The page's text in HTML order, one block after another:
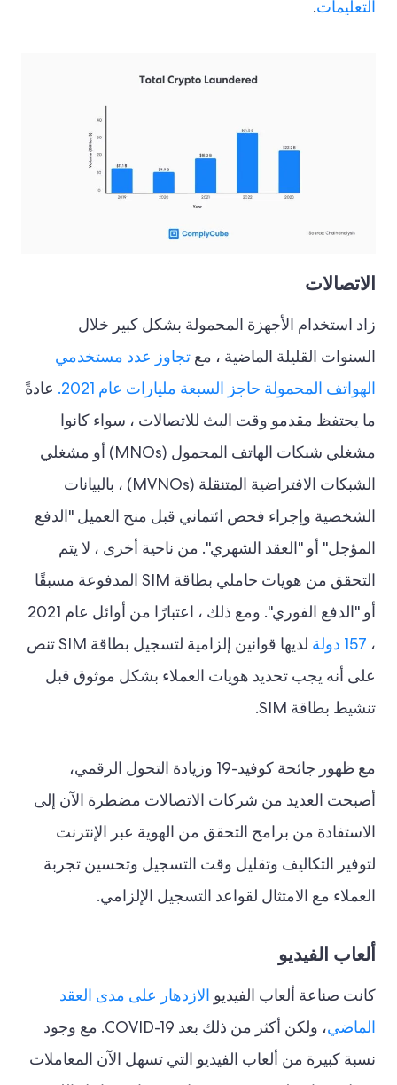
التعليمات.
الاتصالات
زاد استخدام الأجهزة المحمولة بشكل كبير خلال
السنوات القليلة الماضية ، مع تجاوز عدد مستخدمي
الهواتف المحمولة حاجز السبعة مليارات عام 2021.
عادةً
ما يحتفظ مقدمو وقت البث للاتصالات ، سواء كانوا
مشغلي شبكات الهاتف المحمول (MNOs) أو مشغلي
الشبكات الافتراضية المتنقلة (MVNOs) ، بالبيانات
الشخصية وإجراء فحص ائتماني قبل منح العميل "الدفع
المؤجل" أو "العقد الشهري". من ناحية أخرى ، لا يتم
التحقق من هويات حاملي بطاقة SIM المدفوعة مسبقًا
أو "الدفع الفوري". ومع ذلك ، اعتبارًا من أوائل عام 2021
، 157 دولة
لديها قوانين إلزامية لتسجيل بطاقة SIM تنص
على أنه يجب تحديد هويات العملاء بشكل موثوق قبل
تنشيط بطاقة SIM.
مع ظهور جائحة كوفيد-19 وزيادة التحول الرقمي،
أصبحت العديد من شركات الاتصالات مضطرة الآن إلى
الاستفادة من برامج التحقق من الهوية عبر الإنترنت
لتوفير التكاليف وتقليل وقت التسجيل وتحسين تجربة
العملاء مع الامتثال لقواعد التسجيل الإلزامي.
ألعاب الفيديو
كانت صناعة ألعاب الفيديو الازدهار على مدى العقد
الماضي
، ولكن أكثر من ذلك بعد COVID-19. مع وجود
نسبة كبيرة من ألعاب الفيديو التي تسهل الآن المعاملات